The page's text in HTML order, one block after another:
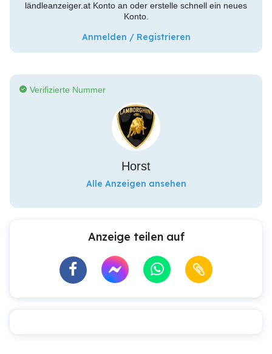
ländleanzeiger.at Konto an oder erstelle schnell ein neues
Konto.
Anmelden / Registrieren
Verifizierte Nummer
Horst
Alle Anzeigen ansehen
Anzeige teilen auf